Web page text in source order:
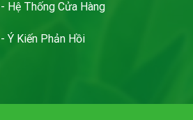
- Hệ Thống Cửa Hàng
- Ý Kiến Phản Hồi